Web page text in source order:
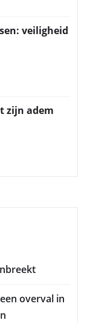
veiligheid
zijn adem
overval in